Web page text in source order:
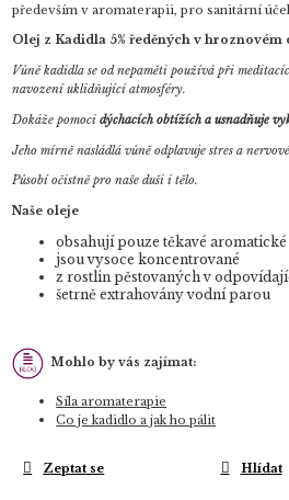
především v aromaterapii, pro sanitární
Olej z Kadidla 5% ředěných v hroznovém
Vůně kadidla se od nepaměti používá při
navození uklidňující atmosféry.
Dokáže pomocidýchacích obtížích a usnadňuje
Jeho mírně nasládlá vůně odplavuje stres a
Působí očistně pro naše duši i tělo.
Naše oleje
obsahují pouze těkavé
jsou vysoce koncentrované
z rostlin pěstovaných v
šetrně extrahovány vodní parou
Mohlo by vás zajímat:
Síla aromaterapie
Co je kadidlo a jak ho pálit
Zeptat se Hlídat